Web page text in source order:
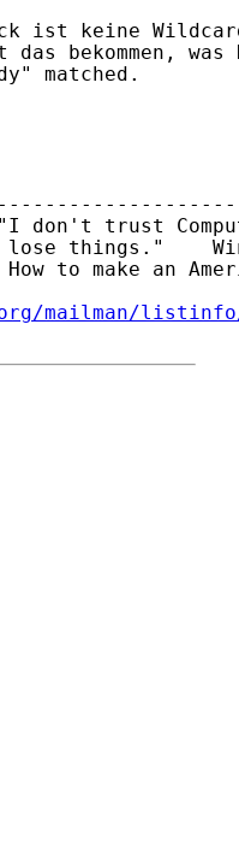
ist keine
bekommen,
matched.
trust
lose things."
to make an
mailman/